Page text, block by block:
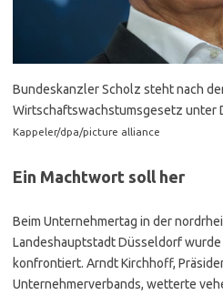
Bundeskanzler Scholz steht nach
Wirtschaftswachstumsgesetz unter
Kappeler/dpa/picture alliance
Ein Machtwort soll her
Beim Unternehmertag in der
Landeshauptstadt Düsseldorf
konfrontiert. Arndt Kirchhoff,
Unternehmerverbands, wetterte